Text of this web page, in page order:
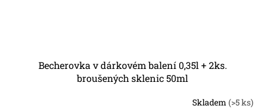
Becherovka v dárkovém balení 0,35l + 2ks.
broušených sklenic 50ml
Skladem(>5 ks)